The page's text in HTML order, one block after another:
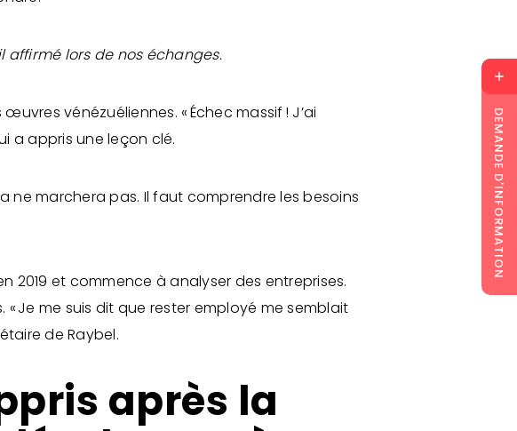
DEMANDE D'INFORMATION
affirmé lors de nos échanges.
vénézuéliennes. « Échec massif ! J’ai
a appris une leçon clé.
ne marchera pas. Il faut comprendre les besoins
2019 et commence à analyser des entreprises.
Je me suis dit que rester employé me semblait
de Raybel.
après la